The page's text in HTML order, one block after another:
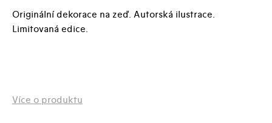
Originální dekorace na zeď. Autorská ilustrace.
Limitovaná edice.
Více o produktu